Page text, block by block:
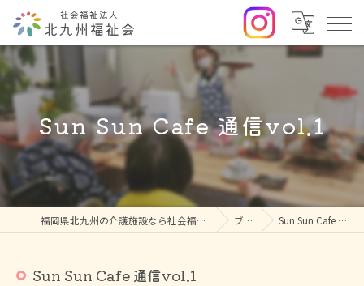
Sun Sun Cafe 通信vol.1
福岡県北九州の介護施設なら社会福祉法人北九州福祉会 ブログ Sun Sun Cafe 通信vol.1
Sun Sun Cafe 通信vol.1